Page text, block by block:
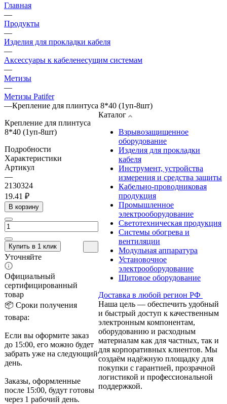
Главная
—
Продукты
—
Изделия для прокладки кабеля
—
Аксессуары к кабеленесущим системам
—
Метизы
—
Метизы Patifer
—Крепление для плинтуса 8*40 (1уп-8шт)
Крепление для плинтуса
8*40 (1уп-8шт)
Подробности
Характеристики
Артикул
—
2130324
19.41 ₽
В корзину
Купить в 1 клик
Уточняйте
Официальный
сертифицированный
товар
📦 Сроки получения
товара:
Если вы оформите заказ
до 15:00, его можно будет
забрать уже на следующий
день.
Заказы, оформленные
после 15:00, будут готовы
через 1 рабочий день.
Каталог
Взрывозащищенное
оборудование
Изделия для прокладки
кабеля
Инструмент, устройства
измерения и средства защиты
Кабельно-проводниковая
продукция
Промышленное
электрооборудование
Светотехническая продукция
Системы обогрева и
вентиляции
Модульная аппаратура
Установочное
электрооборудование
Щитовое оборудование
Доставка в любой регион РФ
Наша цель — обеспечить удобный
и быстрый доступ к качественным
электронным компонентам,
оборудованию и расходным
материалам как для частных, так и
для корпоративных клиентов. Мы
создаём надёжную площадку для
покупки с гарантией, прозрачной
логистикой и профессиональной
поддержкой.